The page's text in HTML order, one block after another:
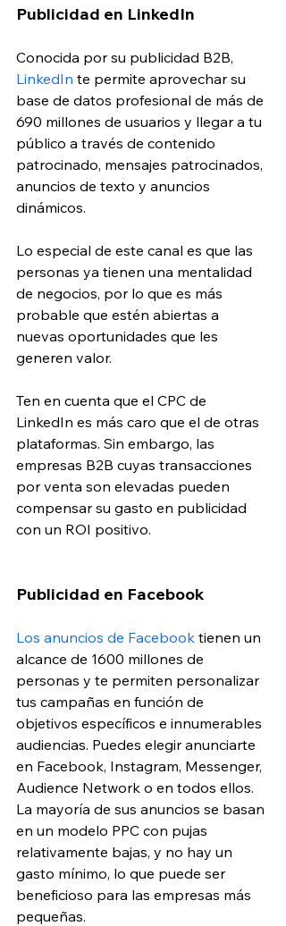
Publicidad en LinkedIn
Conocida por su publicidad B2B,
LinkedIn te permite aprovechar su
base de datos profesional de más de
690 millones de usuarios y llegar a tu
público a través de contenido
patrocinado, mensajes patrocinados,
anuncios de texto y anuncios
dinámicos.
Lo especial de este canal es que las
personas ya tienen una mentalidad
de negocios, por lo que es más
probable que estén abiertas a
nuevas oportunidades que les
generen valor.
Ten en cuenta que el CPC de
LinkedIn es más caro que el de otras
plataformas. Sin embargo, las
empresas B2B cuyas transacciones
por venta son elevadas pueden
compensar su gasto en publicidad
con un ROI positivo.
Publicidad en Facebook
Los anuncios de Facebook tienen un
alcance de 1600 millones de
personas y te permiten personalizar
tus campañas en función de
objetivos específicos e innumerables
audiencias. Puedes elegir anunciarte
en Facebook, Instagram, Messenger,
Audience Network o en todos ellos.
La mayoría de sus anuncios se basan
en un modelo PPC con pujas
relativamente bajas, y no hay un
gasto mínimo, lo que puede ser
beneficioso para las empresas más
pequeñas.